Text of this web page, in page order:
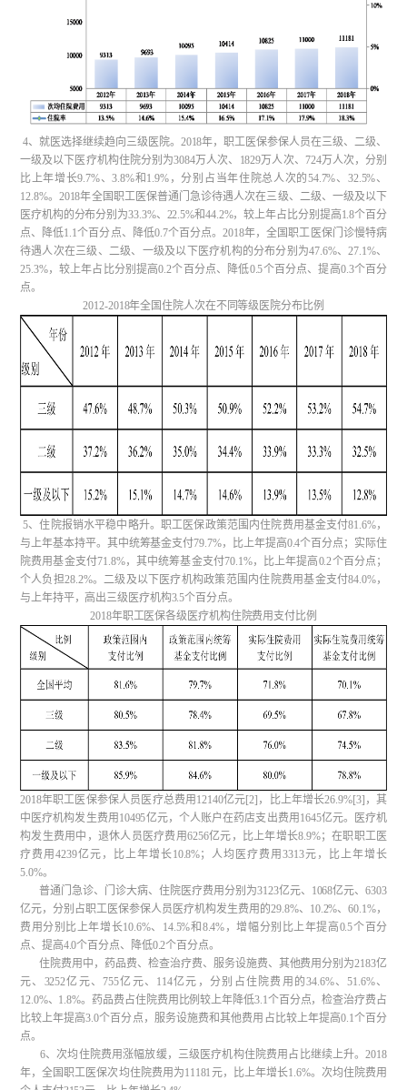
4、就医选择继续趋向三级医院。2018年，职工医保参保人员在三级、二级、
一级及以下医疗机构住院分别为3084万人次、1829万人次、724万人次，分别
比上年增长9.7%、3.8%和1.9%，分别占当年住院总人次的54.7%、32.5%、
12.8%。2018年全国职工医保普通门急诊待遇人次在三级、二级、一级及以下
医疗机构的分布分别为33.3%、22.5%和44.2%，较上年占比分别提高1.8个百分
点、降低1.1个百分点、降低0.7个百分点。2018年，全国职工医保门诊慢特病
待遇人次在三级、二级、一级及以下医疗机构的分布分别为47.6%、27.1%、
25.3%，较上年占比分别提高0.2个百分点、降低0.5个百分点、提高0.3个百分
点。
2012-2018年全国住院人次在不同等级医院分布比例
5、住院报销水平稳中略升。职工医保政策范围内住院费用基金支付81.6%，
与上年基本持平。其中统筹基金支付79.7%，比上年提高0.4个百分点；实际住
院费用基金支付71.8%，其中统筹基金支付70.1%，比上年提高0.2个百分点；
个人负担28.2%。二级及以下医疗机构政策范围内住院费用基金支付84.0%，
与上年持平，高出三级医疗机构3.5个百分点。
2018年职工医保各级医疗机构住院费用支付比例
2018年职工医保参保人员医疗总费用12140亿元[2]，比上年增长26.9%[3]，其
中医疗机构发生费用10495亿元，个人账户在药店支出费用1645亿元。医疗机
构发生费用中，退休人员医疗费用6256亿元，比上年增长8.9%；在职职工医
疗费用4239亿元，比上年增长10.8%；人均医疗费用3313元，比上年增长
5.0%。
普通门急诊、门诊大病、住院医疗费用分别为3123亿元、1068亿元、6303
亿元，分别占职工医保参保人员医疗机构发生费用的29.8%、10.2%、60.1%，
费用分别比上年增长10.6%、14.5%和8.4%，增幅分别比上年提高0.5个百分
点、提高4.0个百分点、降低0.2个百分点。
住院费用中，药品费、检查治疗费、服务设施费、其他费用分别为2183亿
元、3252亿元、755亿元、114亿元，分别占住院费用的34.6%、51.6%、
12.0%、1.8%。药品费占住院费用比例较上年降低3.1个百分点，检查治疗费占
比较上年提高3.0个百分点，服务设施费和其他费用占比较上年提高0.1个百分
点。
6、次均住院费用涨幅放缓，三级医疗机构住院费用占比继续上升。2018
年，全国职工医保次均住院费用为11181元，比上年增长1.6%。次均住院费用